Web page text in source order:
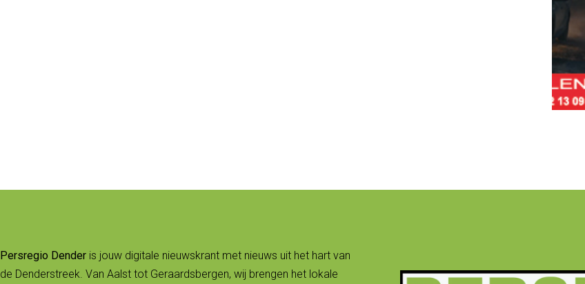
Persregio Dender is jouw digitale nieuwskrant met nieuws uit het hart van
de Denderstreek. Van Aalst tot Geraardsbergen, wij brengen het lokale